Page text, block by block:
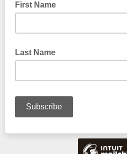
First Name
Last Name